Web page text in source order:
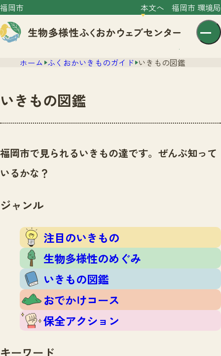
福岡市 本文へ 福岡市 環境局
センター紹介
センター紹介TOP
サイトポリシー
ニュース
いきものガイド
注目のいきもの
生物多様性のめぐみ
いきもの図鑑
おでかけコース
保全アクション
イベント
いきもの調査隊
調査レポート
調査レポートTOP
調査結果
ふくおかいきものマップ
マッチング
マッチングTOP
掲載申し込みフォーム
お問合せ
ホーム ふくおかいきものガイド いきもの図鑑
いきもの図鑑
福岡市で見られるいきもの達です。ぜんぶ知って
いるかな？
ジャンル
注目のいきもの
生物多様性のめぐみ
いきもの図鑑
おでかけコース
保全アクション
キーワード